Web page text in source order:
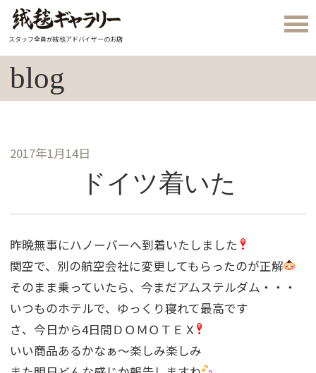
スタッフ全員が絨毯アドバイザーのお店
blog
2017年1月14日
ドイツ着いた
昨晩無事にハノーバーへ到着いたしました
関空で、別の航空会社に変更してもらったのが正解
そのまま乗っていたら、今まだアムステルダム・・・
いつものホテルで、ゆっくり寝れて最高です
さ、今日から4日間ＤＯＭＯＴＥＸ
いい商品あるかなぁ〜楽しみ楽しみ